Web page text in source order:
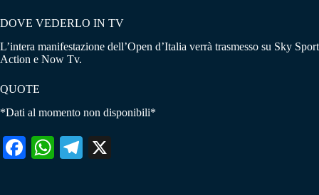
DOVE VEDERLO IN TV
L’intera manifestazione dell’Open d’Italia verrà trasmesso su Sky Sport
Action e Now Tv.
QUOTE
*Dati al momento non disponibili*
Fa W
Te